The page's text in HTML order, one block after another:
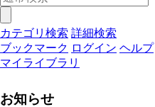
カテゴリ検索 詳細検索
ブックマーク ログイン ヘルプ
マイライブラリ
お知らせ